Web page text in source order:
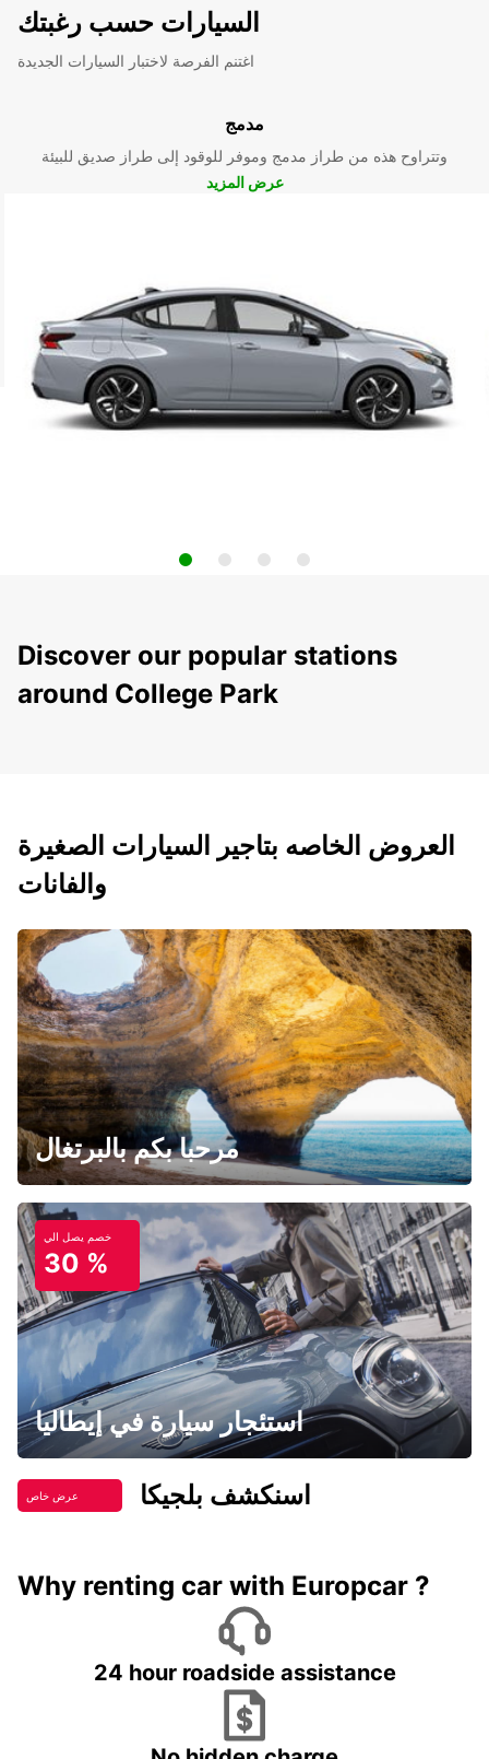
السيارات حسب رغبتك
اغتنم الفرصة لاختبار السيارات الجديدة
مدمج
وتتراوح هذه من طراز مدمج وموفر للوقود إلى طراز صديق للبيئة
عرض المزيد
Discover our popular stations
around College Park
العروض الخاصه بتاجير السيارات الصغيرة
والفانات
مرحبا بكم بالبرتغال
خصم يصل الي
30 %
استئجار سيارة في إيطاليا
عرض خاص اسنكشف بلجيكا
Why renting car with Europcar ?
24 hour roadside assistance